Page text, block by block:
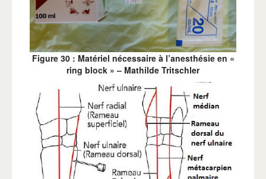
Figure 30 : Matériel nécessaire à l’anesthésie en «
ring block » – Mathilde Tritschler